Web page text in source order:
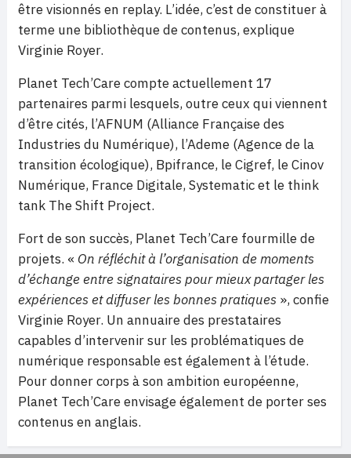
être visionnés en replay. L’idée, c’est de constituer à
terme une bibliothèque de contenus, explique
Virginie Royer.
Planet Tech’Care compte actuellement 17
partenaires parmi lesquels, outre ceux qui viennent
d’être cités, l’AFNUM (Alliance Française des
Industries du Numérique), l’Ademe (Agence de la
transition écologique), Bpifrance, le Cigref, le Cinov
Numérique, France Digitale, Systematic et le think
tank The Shift Project.
Fort de son succès, Planet Tech’Care fourmille de
projets. « On réfléchit à l’organisation de moments
d’échange entre signataires pour mieux partager les
expériences et diffuser les bonnes pratiques », confie
Virginie Royer. Un annuaire des prestataires
capables d’intervenir sur les problématiques de
numérique responsable est également à l’étude.
Pour donner corps à son ambition européenne,
Planet Tech’Care envisage également de porter ses
contenus en anglais.